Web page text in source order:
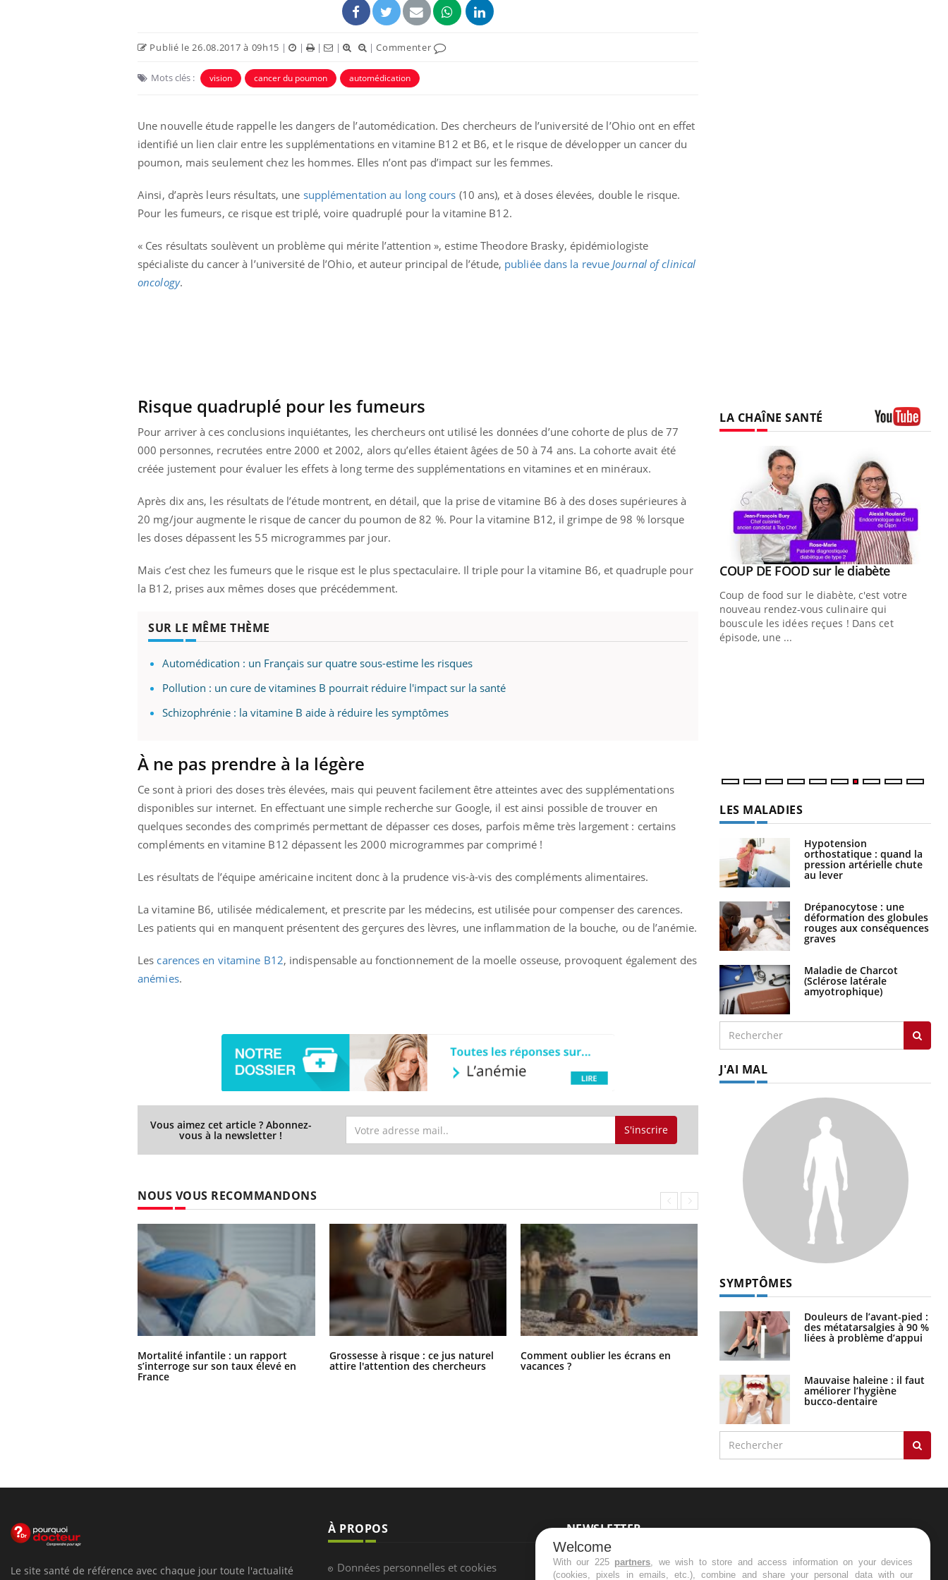
Publié le 26.08.2017 à 09h15 | | | | |Commenter
Mots clés : vision cancer du poumon automédication
Une nouvelle étude rappelle les dangers de l’automédication. Des chercheurs de l’université de l’Ohio ont en effet
identifié un lien clair entre les supplémentations en vitamine B12 et B6, et le risque de développer un cancer du
poumon, mais seulement chez les hommes. Elles n’ont pas d’impact sur les femmes.
Ainsi, d’après leurs résultats, une supplémentation au long cours (10 ans), et à doses élevées, double le risque.
Pour les fumeurs, ce risque est triplé, voire quadruplé pour la vitamine B12.
« Ces résultats soulèvent un problème qui mérite l’attention », estime Theodore Brasky, épidémiologiste
spécialiste du cancer à l’université de l’Ohio, et auteur principal de l’étude, publiée dans la revue Journal of clinical
oncology.
Risque quadruplé pour les fumeurs
Pour arriver à ces conclusions inquiétantes, les chercheurs ont utilisé les données d’une cohorte de plus de 77
000 personnes, recrutées entre 2000 et 2002, alors qu’elles étaient âgées de 50 à 74 ans. La cohorte avait été
créée justement pour évaluer les effets à long terme des supplémentations en vitamines et en minéraux.
Après dix ans, les résultats de l’étude montrent, en détail, que la prise de vitamine B6 à des doses supérieures à
20 mg/jour augmente le risque de cancer du poumon de 82 %. Pour la vitamine B12, il grimpe de 98 % lorsque
les doses dépassent les 55 microgrammes par jour.
Mais c’est chez les fumeurs que le risque est le plus spectaculaire. Il triple pour la vitamine B6, et quadruple pour
la B12, prises aux mêmes doses que précédemment.
SUR LE MÊME THÈME
Automédication : un Français sur quatre sous-estime les risques
Pollution : un cure de vitamines B pourrait réduire l'impact sur la santé
Schizophrénie : la vitamine B aide à réduire les symptômes
À ne pas prendre à la légère
Ce sont à priori des doses très élevées, mais qui peuvent facilement être atteintes avec des supplémentations
disponibles sur internet. En effectuant une simple recherche sur Google, il est ainsi possible de trouver en
quelques secondes des comprimés permettant de dépasser ces doses, parfois même très largement : certains
compléments en vitamine B12 dépassent les 2000 microgrammes par comprimé !
Les résultats de l’équipe américaine incitent donc à la prudence vis-à-vis des compléments alimentaires.
La vitamine B6, utilisée médicalement, et prescrite par les médecins, est utilisée pour compenser des carences.
Les patients qui en manquent présentent des gerçures des lèvres, une inflammation de la bouche, ou de l’anémie.
Les carences en vitamine B12, indispensable au fonctionnement de la moelle osseuse, provoquent également des
anémies.
Vous aimez cet article ? Abonnez-
vous à la newsletter ! S'inscrire
NOUS VOUS RECOMMANDONS
Mortalité infantile : un rapport
s’interroge sur son taux élevé en
France
Grossesse à risque : ce jus naturel
attire l'attention des chercheurs
Comment oublier les écrans en
vacances ?
Toujours connectés : comment le
travail empiète de plus en plus sur
nos soirées
LA CHAÎNE SANTÉ
Diabète & Ramadan 2026Youtube
Le Ramadan approche, et, pour de
diabète, c'est une période de questions, de
Youtube
Un « jumeau numérique » pour
faciliter l’accès à la médecine
préventiveYoutube
numérique » permet ...
Youtube
COUP DE FOOD sur le diabèteYoutube
Coup de food sur le diabète, c'est votre
nouveau rendez-vous culinaire qui
bouscule les idées reçues ! Dans cet
épisode, une ...
LES MALADIES
Hypotension
orthostatique : quand la
pression artérielle chute
au lever
Drépanocytose : une
déformation des globules
rouges aux conséquences
graves
Maladie de Charcot
(Sclérose latérale
amyotrophique)
J'AI MAL
SYMPTÔMES
Douleurs de l’avant-pied :
des métatarsalgies à 90 %
liées à problème d’appui
Mauvaise haleine : il faut
améliorer l’hygiène
bucco-dentaire
Le site santé de référence avec chaque jour toute l'actualité
À PROPOS
Données personnelles et cookies
NEWSLETTER
Recevez toutes les semaines les meilleures
infos santé
Welcome
With our 225 partners, we wish to store and access information on your devices
(cookies, pixels in emails, etc.), combine and share your personal data with our